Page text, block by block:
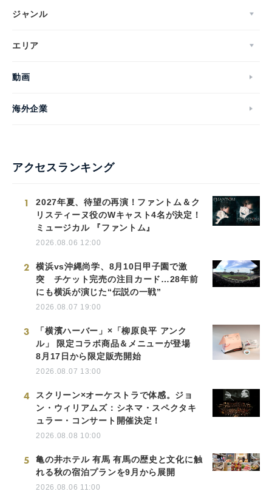
ジャンル
エリア
動画
海外企業
アクセスランキング
1
2027年夏、待望の再演！ファントム＆ク
リスティーヌ役のWキャスト4名が決定！
ミュージカル 『ファントム』
2026.08.06 12:00
2
横浜vs沖縄尚学、8月10日甲子園で激
突 チケット完売の注目カード…28年前
にも横浜が演じた“伝説の一戦”
2026.08.07 19:00
3
「横濱ハーバー」×「柳原良平 アンク
ル」 限定コラボ商品＆メニューが登場
8月17日から限定販売開始
2026.08.07 13:00
4
スクリーン×オーケストラで体感。ジョ
ン・ウィリアムズ：シネマ・スペクタキ
ュラー・コンサート開催決定！
2026.08.08 10:00
5
亀の井ホテル 有馬 有馬の歴史と文化に触
れる秋の宿泊プランを9月から展開
2026.08.06 11:00